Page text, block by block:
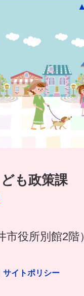
も政策課
市役所別館2階
サイトポリシー